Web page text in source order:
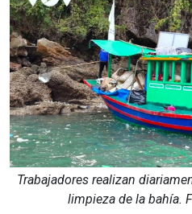
Trabajadores realizan
limpieza de la bahía.